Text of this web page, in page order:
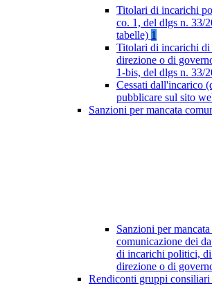
Titolari di incarichi
co. 1, del dlgs n. 33/
tabelle) 1
Titolari di incarichi di
direzione o di
1-bis, del dlgs n. 33/
Cessati dall'incarico
pubblicare sul sito
Sanzioni per mancata
Sanzioni per
comunicazione dei
di incarichi politici,
direzione o di
Rendiconti gruppi